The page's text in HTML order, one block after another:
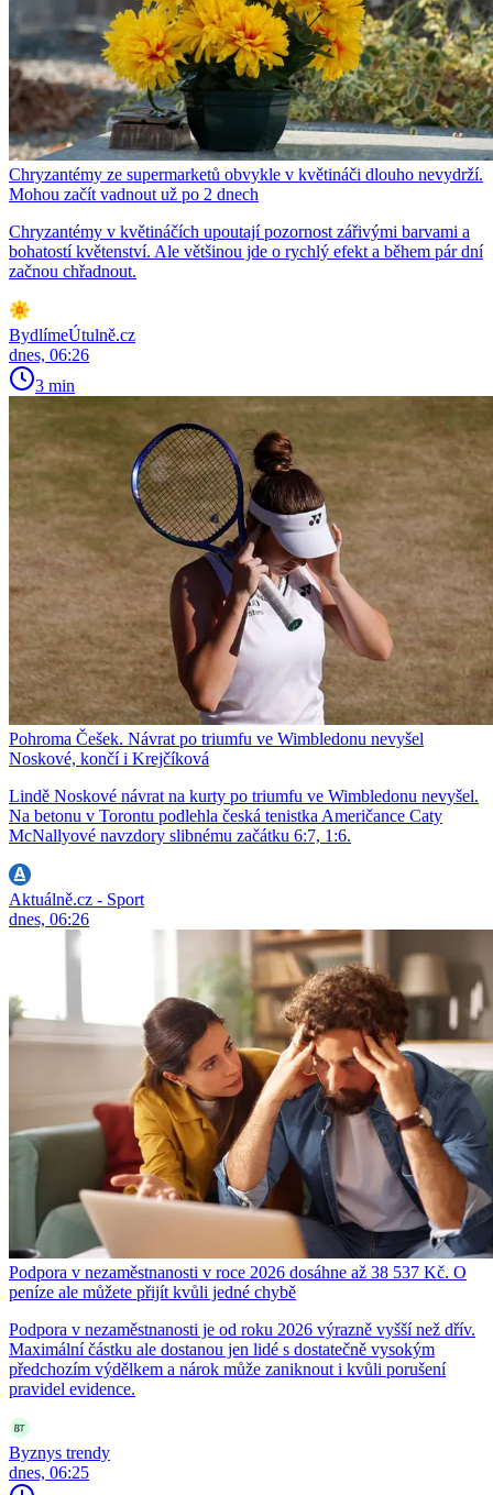
Chryzantémy ze supermarketů obvykle v květináči dlouho nevydrží.
Mohou začít vadnout už po 2 dnech
Chryzantémy v květináčích upoutají pozornost zářivými barvami a
bohatostí květenství. Ale většinou jde o rychlý efekt a během pár dní
začnou chřadnout.
BydlímeÚtulně.cz
dnes, 06:26
3 min
Pohroma Češek. Návrat po triumfu ve Wimbledonu nevyšel
Noskové, končí i Krejčíková
Lindě Noskové návrat na kurty po triumfu ve Wimbledonu nevyšel.
Na betonu v Torontu podlehla česká tenistka Američance Caty
McNallyové navzdory slibnému začátku 6:7, 1:6.
Aktuálně.cz - Sport
dnes, 06:26
Podpora v nezaměstnanosti v roce 2026 dosáhne až 38 537 Kč. O
peníze ale můžete přijít kvůli jedné chybě
Podpora v nezaměstnanosti je od roku 2026 výrazně vyšší než dřív.
Maximální částku ale dostanou jen lidé s dostatečně vysokým
předchozím výdělkem a nárok může zaniknout i kvůli porušení
pravidel evidence.
Byznys trendy
dnes, 06:25